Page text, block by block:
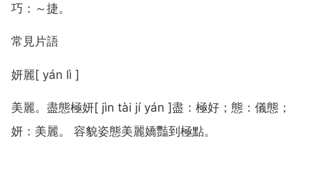
巧：～捷。
常見片語
妍麗[ yán lì ]
美麗。盡態極妍[ jìn tài jí yán ]盡：極好；態：儀態；
妍：美麗。 容貌姿態美麗嬌豔到極點。